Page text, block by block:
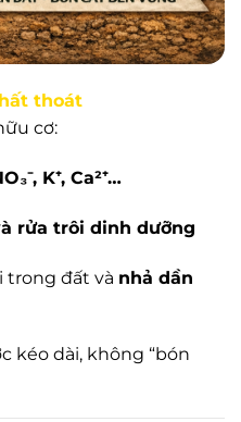
thoát
cơ:
K⁺, Ca²⁺…
rửa trôi dinh dưỡng
trong đất và nhả dần
kéo dài, không “bón